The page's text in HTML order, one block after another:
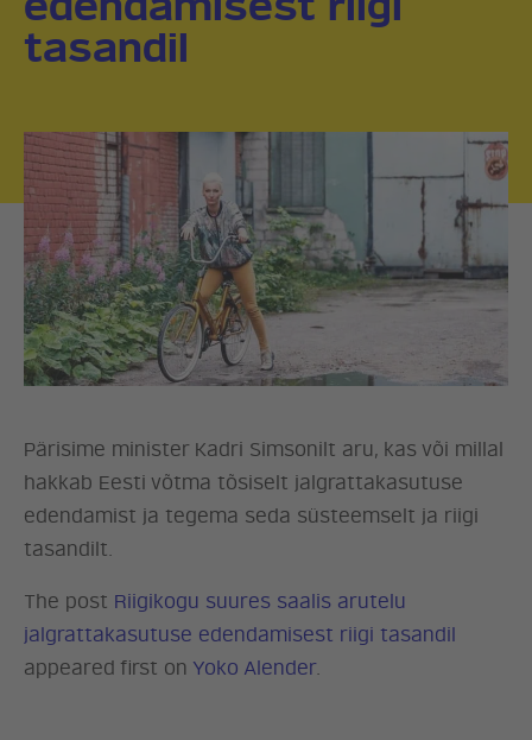
tasandil
Pärisime minister Kadri Simsonilt aru, kas või millal
hakkab Eesti võtma tõsiselt jalgrattakasutuse
edendamist ja tegema seda süsteemselt ja riigi
tasandilt.
The post Riigikogu suures saalis arutelu
jalgrattakasutuse edendamisest riigi tasandil
appeared first on Yoko Alender.